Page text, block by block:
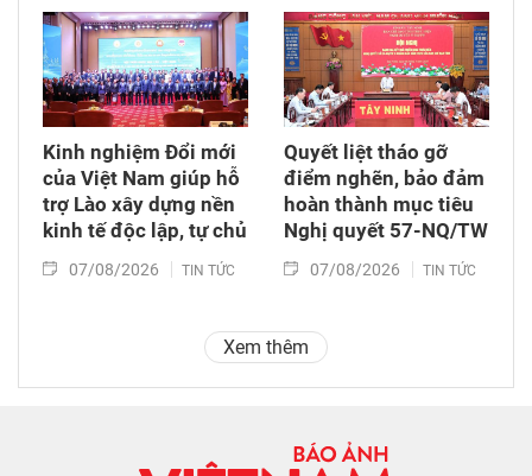
Kinh nghiệm Đổi mới
của Việt Nam giúp hỗ
trợ Lào xây dựng nền
kinh tế độc lập, tự chủ
07/08/2026 TIN TỨC
Quyết liệt tháo gỡ
điểm nghẽn, bảo đảm
hoàn thành mục tiêu
Nghị quyết 57-NQ/TW
07/08/2026 TIN TỨC
Xem thêm